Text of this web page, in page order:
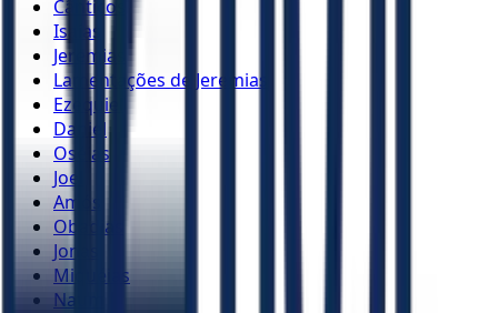
Cânticos
Isaías
Jeremias
Lamentações de Jeremias
Ezequiel
Daniel
Oséias
Joel
Amós
Obadias
Jonas
Miquéias
Naum